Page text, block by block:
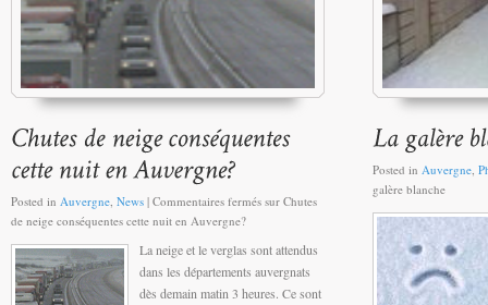
Posted in Auvergne, News | Commentaires fermés sur Chutes
de neige conséquentes cette nuit en Auvergne?
La neige et le verglas sont attendus
dans les départements auvergnats
dès demain matin 3 heures. Ce sont
Posted in Auvergne,
galère blanche